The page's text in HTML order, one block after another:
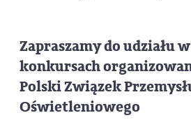
Zapraszamy do udziału
konkursach
Polski Związek
Oświetleniowego